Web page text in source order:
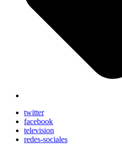
twitter
facebook
television
redes-sociales